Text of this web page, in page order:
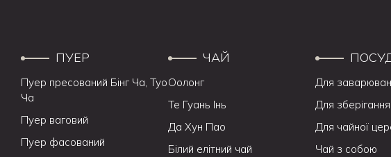
ПУЕР
Пуер пресований Бінг Ча, Туо
Ча
Пуер ваговий
Пуер фасований
ЧАЙ
Оолонг
Те Гуань Інь
Да Хун Пао
Білий елітний чай
Для
Для
Для чайної
Чай з собою